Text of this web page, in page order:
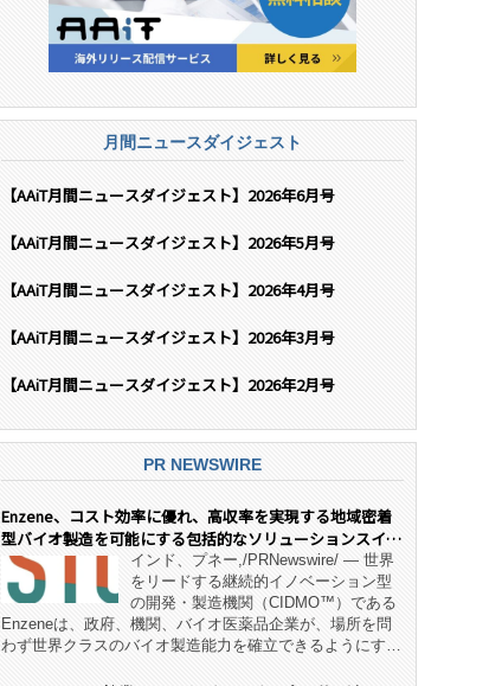
月間ニュースダイジェスト
【AAiT月間ニュースダイジェスト】2026年6月号
【AAiT月間ニュースダイジェスト】2026年5月号
【AAiT月間ニュースダイジェスト】2026年4月号
【AAiT月間ニュースダイジェスト】2026年3月号
【AAiT月間ニュースダイジェスト】2026年2月号
PR NEWSWIRE
Enzene、コスト効率に優れ、高収率を実現する地域密着
型バイオ製造を可能にする包括的なソリューションスイー
ト「NeX™」 をリリースインド、プネー,/PRNewswire/ — 世界
をリードする継続的イノベーション型
の開発・製造機関（CIDMO™）である
Enzeneは、政府、機関、バイオ医薬品企業が、場所を問
わず世界クラスのバイオ製造能力を確立できるようにす